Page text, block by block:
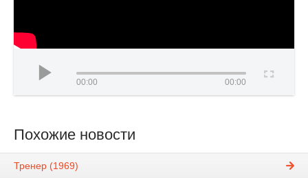
00:00 00:00
Похожие новости
Тренер (1969)